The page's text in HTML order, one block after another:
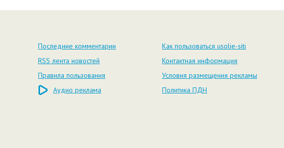
Последние комментарии
RSS лента новостей
Правила пользования
Аудио реклама
Как пользоваться usolie-siti
Контактная информация
Условия размещения рекламы
Политика ПДН